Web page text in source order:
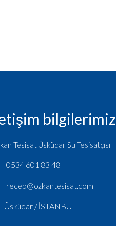
bilgilerimiz
Tesisat Üsküdar Su Tesisatçısı
0534 601 83 48
recep@ozkantesisat.com
Üsküdar / İSTANBUL